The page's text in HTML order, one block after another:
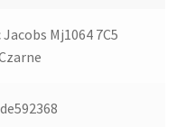
Jacobs Mj1064 7C5